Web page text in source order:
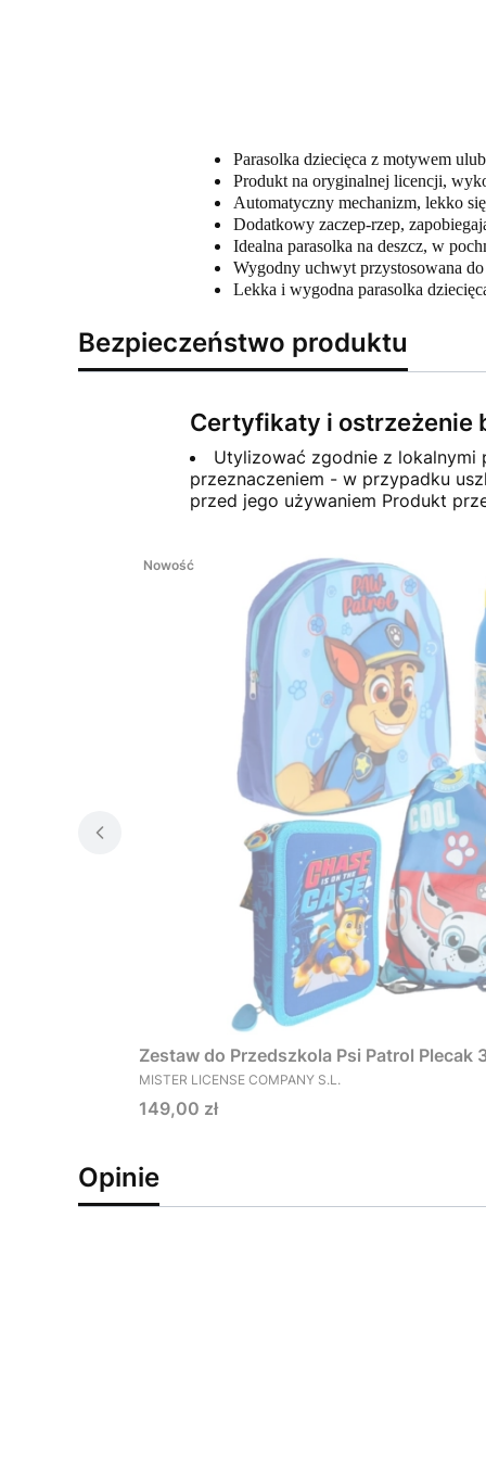
Parasolka dziecięca z motywem
Produkt na oryginalnej licencji,
Automatyczny mechanizm, lekko się
Dodatkowy zaczep-rzep,
Idealna parasolka na deszcz, w
Wygodny uchwyt przystosowana do
Lekka i wygodna parasolka
Bezpieczeństwo produktu
Certyfikaty i ostrzeżenie
Utylizować zgodnie z
przeznaczeniem - w przypadku
przed jego używaniem Produkt
Nowość
Zestaw do Przedszkola Psi Patrol
PRODUCENT
MISTER LICENSE COMPANY S.L.
Cena
149,00 zł
Opinie